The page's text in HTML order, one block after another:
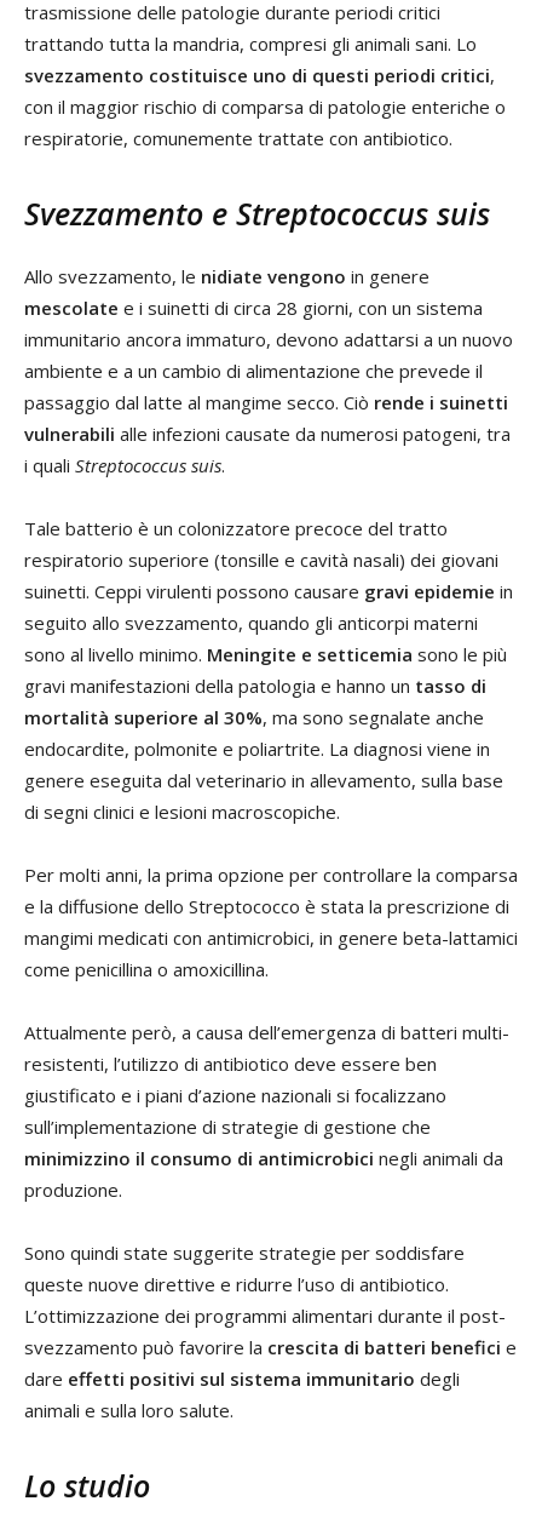
trasmissione delle patologie durante periodi critici
trattando tutta la mandria, compresi gli animali sani. Lo
svezzamento costituisce uno di questi periodi critici,
con il maggior rischio di comparsa di patologie enteriche o
respiratorie, comunemente trattate con antibiotico.
Svezzamento e Streptococcus suis
Allo svezzamento, le nidiate vengono in genere
mescolate e i suinetti di circa 28 giorni, con un sistema
immunitario ancora immaturo, devono adattarsi a un nuovo
ambiente e a un cambio di alimentazione che prevede il
passaggio dal latte al mangime secco. Ciò rende i suinetti
vulnerabili alle infezioni causate da numerosi patogeni, tra
i quali Streptococcus suis.
Tale batterio è un colonizzatore precoce del tratto
respiratorio superiore (tonsille e cavità nasali) dei giovani
suinetti. Ceppi virulenti possono causare gravi epidemie in
seguito allo svezzamento, quando gli anticorpi materni
sono al livello minimo. Meningite e setticemia sono le più
gravi manifestazioni della patologia e hanno un tasso di
mortalità superiore al 30%, ma sono segnalate anche
endocardite, polmonite e poliartrite. La diagnosi viene in
genere eseguita dal veterinario in allevamento, sulla base
di segni clinici e lesioni macroscopiche.
Per molti anni, la prima opzione per controllare la comparsa
e la diffusione dello Streptococco è stata la prescrizione di
mangimi medicati con antimicrobici, in genere beta-lattamici
come penicillina o amoxicillina.
Attualmente però, a causa dell’emergenza di batteri multi-
resistenti, l’utilizzo di antibiotico deve essere ben
giustificato e i piani d’azione nazionali si focalizzano
sull’implementazione di strategie di gestione che
minimizzino il consumo di antimicrobici negli animali da
produzione.
Sono quindi state suggerite strategie per soddisfare
queste nuove direttive e ridurre l’uso di antibiotico.
L’ottimizzazione dei programmi alimentari durante il post-
svezzamento può favorire la crescita di batteri benefici e
dare effetti positivi sul sistema immunitario degli
animali e sulla loro salute.
Lo studio